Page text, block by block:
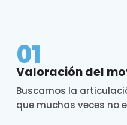
01
Valoración del
Buscamos la
que muchas veces no